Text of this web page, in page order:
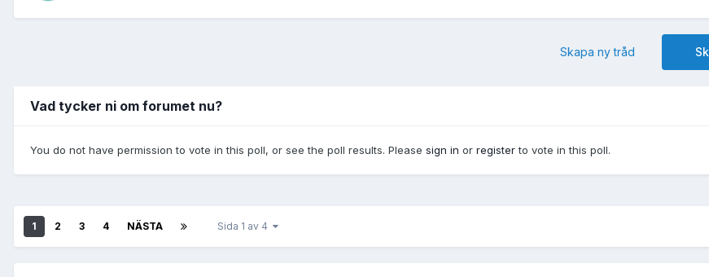
Skapa ny tråd
Vad tycker ni om forumet nu?
You do not have permission to vote in this poll, or see the poll results. Please sign in or registerto vote in this poll.
1 2 3 4 NÄSTA Sida 1 av 4